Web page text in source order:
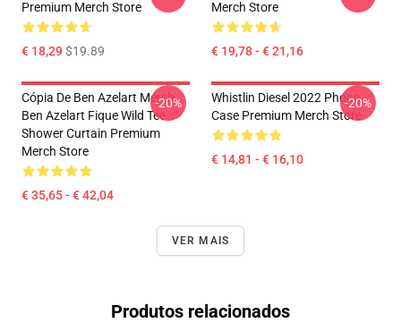
Premium Merch Store
€ 18,29$19.89
Merch Store
€ 19,78 - € 21,16
Cópia De Ben Azelart Merch
Ben Azelart Fique Wild Tee
Shower Curtain Premium
Merch Store
€ 35,65 - € 42,04
-20%
Whistlin Diesel 2022 Phone
Case Premium Merch Store
€ 14,81 - € 16,10
-20%
VER MAIS
Produtos relacionados